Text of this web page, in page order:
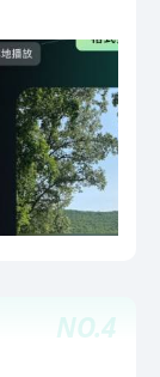
推理能力和
NO.4